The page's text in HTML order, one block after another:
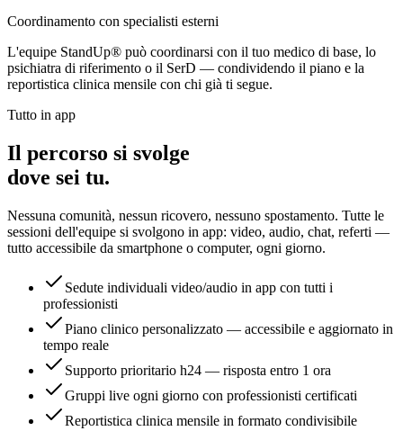
Coordinamento con specialisti esterni
L'equipe StandUp® può coordinarsi con il tuo medico di base, lo
psichiatra di riferimento o il SerD — condividendo il piano e la
reportistica clinica mensile con chi già ti segue.
Tutto in app
Il percorso si svolge
dove sei tu.
Nessuna comunità, nessun ricovero, nessuno spostamento. Tutte le
sessioni dell'equipe si svolgono in app: video, audio, chat, referti —
tutto accessibile da smartphone o computer, ogni giorno.
Sedute individuali video/audio in app con tutti i
professionisti
Piano clinico personalizzato — accessibile e aggiornato in
tempo reale
Supporto prioritario h24 — risposta entro 1 ora
Gruppi live ogni giorno con professionisti certificati
Reportistica clinica mensile in formato condivisibile